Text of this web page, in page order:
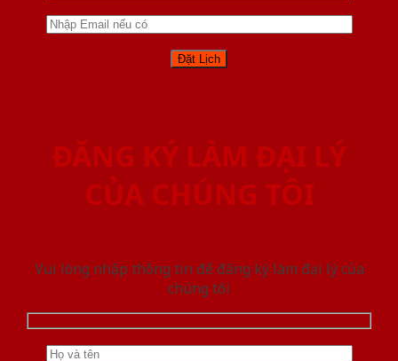
ĐĂNG KÝ LÀM ĐẠI LÝ
CỦA CHÚNG TÔI
Vui lòng nhập thông tin để đăng ký làm đại lý của
chúng tôi